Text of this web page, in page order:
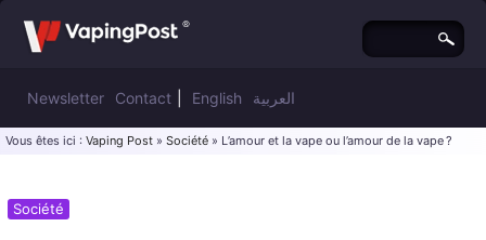
Newsletter Contact English العربية
Vous êtes ici : Vaping Post » Société » L’amour et la vape ou l’amour de la vape ?
Société